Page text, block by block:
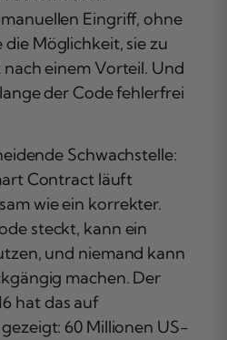
Eingriff, ohne
Möglichkeit, sie zu
einem Vorteil. Und
der Code fehlerfrei
Schwachstelle:
Contract läuft
wie ein korrekter.
steckt, kann ein
und niemand kann
machen. Der
hat das auf
60 Millionen US-